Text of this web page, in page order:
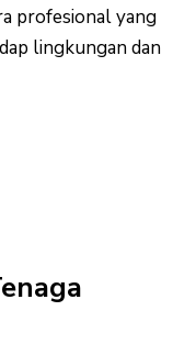
profesional yang
lingkungan dan